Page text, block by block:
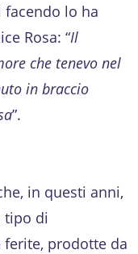
facendo lo ha
Rosa: “Il
che tenevo nel
in braccio
”.
in questi anni,
tipo di
ferite, prodotte da